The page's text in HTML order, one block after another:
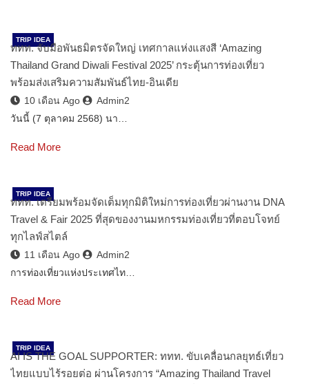
TRIP IDEA
ททท. จับมือพันธมิตรจัดใหญ่ เทศกาลแห่งแสงสี ‘Amazing
Thailand Grand Diwali Festival 2025’ กระตุ้นการท่องเที่ยว
พร้อมส่งเสริมความสัมพันธ์ไทย-อินเดีย
10 เดือน Ago
Admin2
วันนี้ (7 ตุลาคม 2568) นา…
Read More
TRIP IDEA
ททท. เตรียมพร้อมจัดเต็มทุกมิติใหม่การท่องเที่ยวผ่านงาน DNA
Travel & Fair 2025 ที่สุดของงานมหกรรมท่องเที่ยวที่ตอบโจทย์
ทุกไลฟ์สไตล์
11 เดือน Ago
Admin2
การท่องเที่ยวแห่งประเทศไท…
Read More
TRIP IDEA
AI IS THE GOAL SUPPORTER: ททท. ขับเคลื่อนกลยุทธ์เที่ยว
ไทยแบบไร้รอยต่อ ผ่านโครงการ “Amazing Thailand Travel